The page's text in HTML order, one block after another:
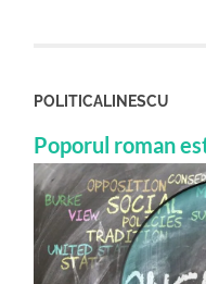
POLITICALINESCU
Poporul roman